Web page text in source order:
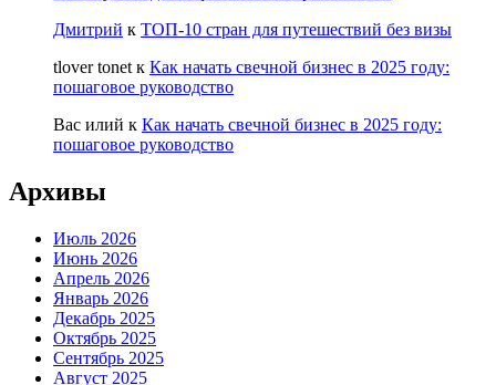
Дмитрий к ТОП-10 стран для путешествий без визы
tlover tonet к Как начать свечной бизнес в 2025 году:
пошаговое руководство
Вас илий к Как начать свечной бизнес в 2025 году:
пошаговое руководство
Архивы
Июль 2026
Июнь 2026
Апрель 2026
Январь 2026
Декабрь 2025
Октябрь 2025
Сентябрь 2025
Август 2025